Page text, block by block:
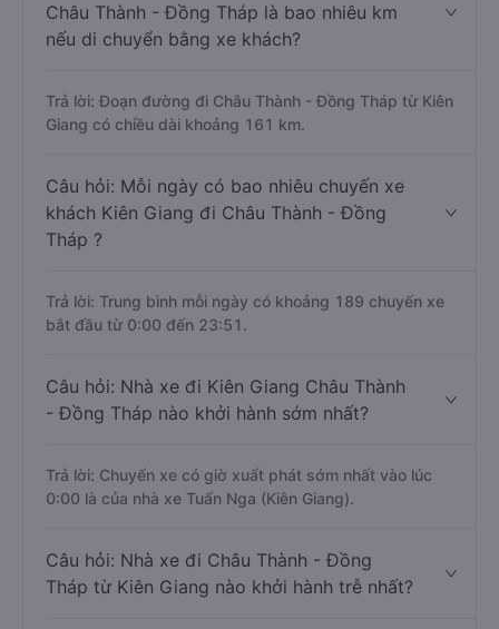
Châu Thành - Đồng Tháp là bao nhiêu km
nếu di chuyển bằng xe khách?
Trả lời: Đoạn đường đi Châu Thành - Đồng Tháp từ Kiên
Giang có chiều dài khoảng 161 km.
Câu hỏi: Mỗi ngày có bao nhiêu chuyến xe
khách Kiên Giang đi Châu Thành - Đồng
Tháp ?
Trả lời: Trung bình mỗi ngày có khoảng 189 chuyến xe
bắt đầu từ 0:00 đến 23:51.
Câu hỏi: Nhà xe đi Kiên Giang Châu Thành
- Đồng Tháp nào khởi hành sớm nhất?
Trả lời: Chuyến xe có giờ xuất phát sớm nhất vào lúc
0:00 là của nhà xe Tuấn Nga (Kiên Giang).
Câu hỏi: Nhà xe đi Châu Thành - Đồng
Tháp từ Kiên Giang nào khởi hành trễ nhất?